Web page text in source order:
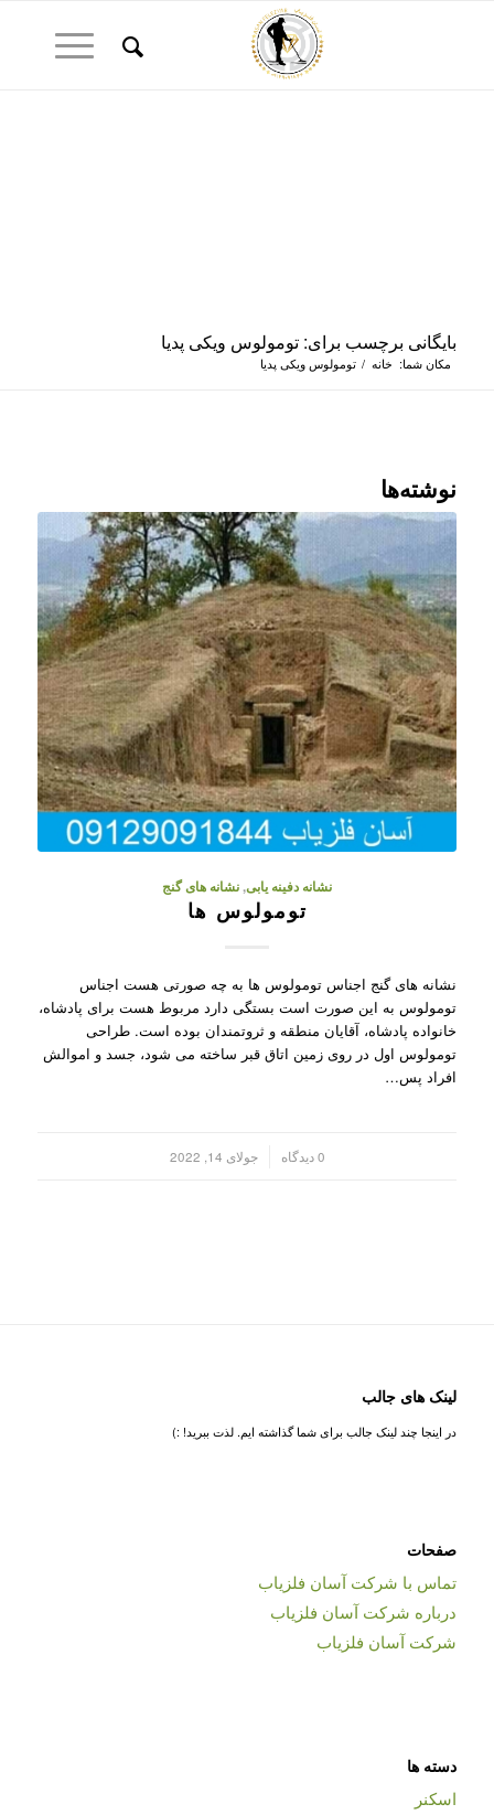
بایگانی برچسب برای: تومولوس ویکی پدیا
مکان شما: خانه / تومولوس ویکی پدیا
نوشته‌ها
نشانه دفینه یابی,نشانه های گنج
تومولوس ها
نشانه های گنج اجناس تومولوس ها به چه صورتی هست اجناس
تومولوس به این صورت است بستگی دارد مربوط هست برای پادشاه،
خانواده پادشاه، آقایان منطقه و ثروتمندان بوده است. طراحی
تومولوس اول در روی زمین اتاق قبر ساخته می شود، جسد و اموالش
افراد پس…
0 دیدگاه جولای 14, 2022
لینک های جالب
در اینجا چند لینک جالب برای شما گذاشته ایم. لذت ببرید! :)
صفحات
تماس با شرکت آسان فلزیاب
درباره شرکت آسان فلزیاب
شرکت آسان فلزیاب
دسته ها
اسکنر